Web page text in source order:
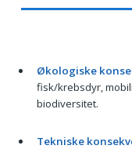
Økologiske
fisk/krebsdyr,
biodiversitet.
Tekniske